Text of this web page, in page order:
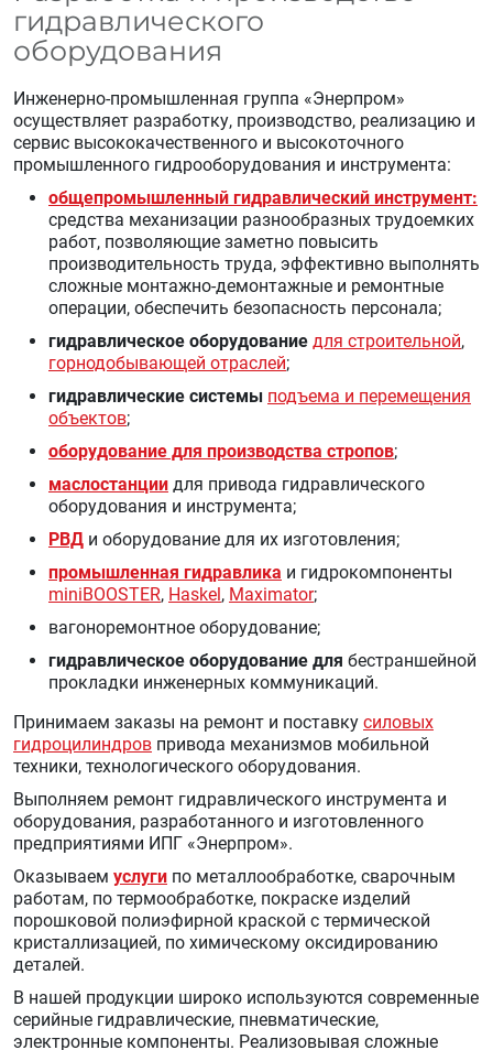
гидравлического
оборудования
Инженерно-промышленная группа «Энерпром»
осуществляет разработку, производство, реализацию и
сервис высококачественного и высокоточного
промышленного гидрооборудования и инструмента:
общепромышленный гидравлический инструмент:
средства механизации разнообразных трудоемких
работ, позволяющие заметно повысить
производительность труда, эффективно выполнять
сложные монтажно-демонтажные и ремонтные
операции, обеспечить безопасность персонала;
гидравлическое оборудование для строительной,
горнодобывающей отраслей;
гидравлические системы подъема и перемещения
объектов;
оборудование для производства стропов;
маслостанции для привода гидравлического
оборудования и инструмента;
РВД и оборудование для их изготовления;
промышленная гидравлика и гидрокомпоненты
miniBOOSTER, Haskel, Maximator;
вагоноремонтное оборудование;
гидравлическое оборудование для бестраншейной
прокладки инженерных коммуникаций.
Принимаем заказы на ремонт и поставку силовых
гидроцилиндров привода механизмов мобильной
техники, технологического оборудования.
Выполняем ремонт гидравлического инструмента и
оборудования, разработанного и изготовленного
предприятиями ИПГ «Энерпром».
Оказываем услуги по металлообработке, сварочным
работам, по термообработке, покраске изделий
порошковой полиэфирной краской с термической
кристаллизацией, по химическому оксидированию
деталей.
В нашей продукции широко используются современные
серийные гидравлические, пневматические,
электронные компоненты. Реализовывая сложные